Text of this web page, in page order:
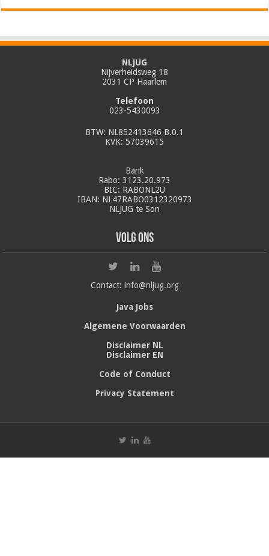
NLJUG
Nijverheidsweg 18
2031 CP Haarlem
Telefoon
023-5430093
BTW: NL852413646 B.0.1
KVK: 57039615
Bank
Rabo: 3123.20.973
BIC: RABONL2U
IBAN: NL47RABO0312320973
NLJUG te Son
Volg ons
Contact: info@nljug.org
Java Jobs
Algemene Voorwaarden
Disclaimer NL
Disclaimer EN
Code of Conduct
Privacy Statement